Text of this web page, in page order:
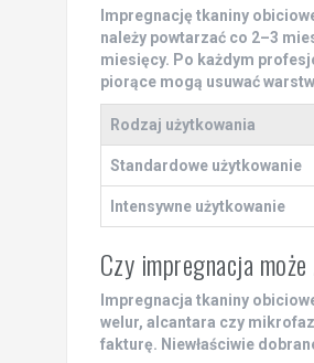
Impregnację tkaniny
należy powtarzać co 2–3
miesięcy. Po każdym
piorące mogą usuwać
Rodzaj użytkowania
Standardowe użytkowanie
Intensywne użytkowanie
Czy impregnacja
Impregnacja tkaniny
welur, alcantara czy
fakturę. Niewłaściwie